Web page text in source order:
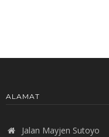
ALAMAT
Jalan Mayjen Sutoyo